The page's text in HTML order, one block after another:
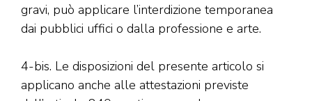
gravi, può applicare l’interdizione temporanea
dai pubblici uffici o dalla professione e arte.
4-bis. Le disposizioni del presente articolo si
applicano anche alle attestazioni previste